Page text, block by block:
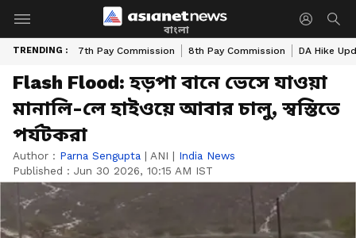
বাংলা
TRENDING : 7th Pay Commission 8th Pay Commission DA Hike
Flash Flood: হড়পা বানে ভেসে যাওয়া
মানালি-লে হাইওয়ে আবার চালু, স্বস্তিতে
পর্যটকরা
Author : Parna Sengupta | ANI | India News
Published : Jun 30 2026, 10:15 AM IST